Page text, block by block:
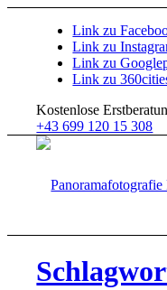
Link zu
Link zu
Link zu
Link zu
Kostenlose
+43 699 120 15 308